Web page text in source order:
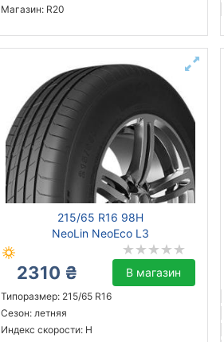
Магазин: R20
215/65 R16 98H
NeoLin NeoEco L3
2310 ₴ В магазин
Типоразмер: 215/65 R16
Сезон: летняя
Индекс скорости: H